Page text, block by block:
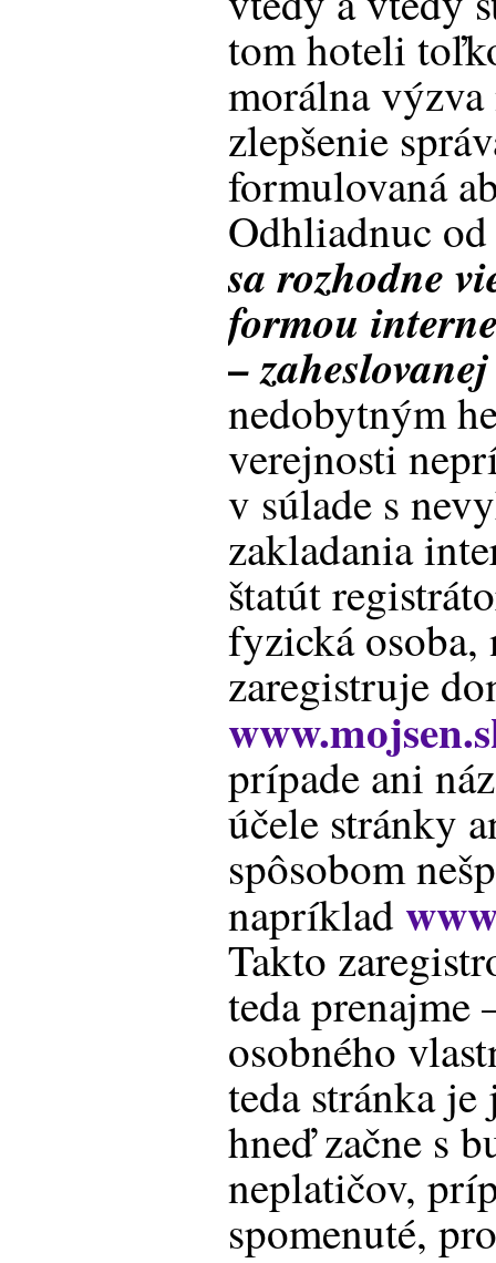
tom hoteli
morálna
zlepšenie
formulovaná
Odhliadnuc
sa rozhodne
formou
– zaheslovanej
nedobytným
verejnosti
v súlade s
zakladania
štatút
fyzická osoba,
zaregistruje
prípade ani
účele stránky
spôsobom
napríklad
Takto
teda prenajme
osobného
teda stránka
hneď začne s
neplatičov,
spomenuté,